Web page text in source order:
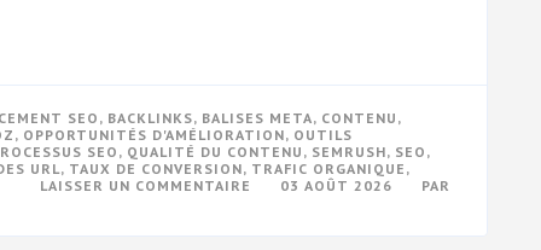
SEO , BACKLINKS, BALISES META, CONTENU ,
, OPPORTUNITÉS D'AMÉLIORATION, OUTILS
SEO , QUALITÉ DU CONTENU , SEMRUSH, SEO ,
URL, TAUX DE CONVERSION, TRAFIC ORGANIQUE ,
LAISSER UN COMMENTAIRE
SUR03 AOÛT 2026 PAR